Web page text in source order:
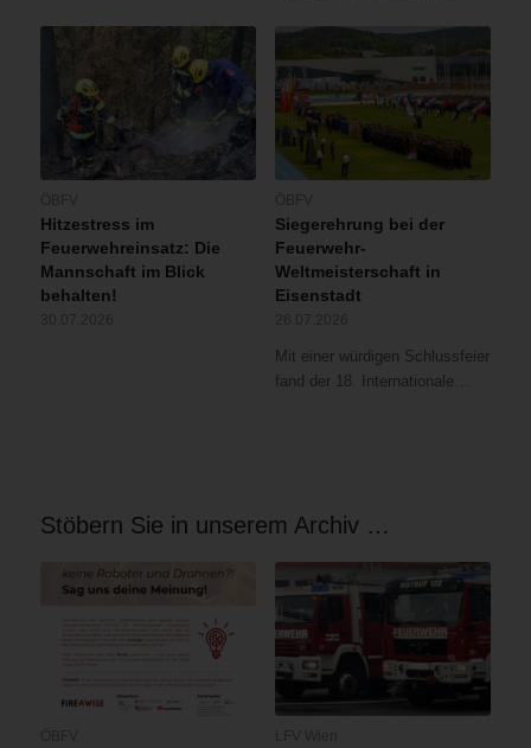
Hitzestress im
Feuerwehreinsatz: Die
Mannschaft im Blick
behalten!
Siegerehrung bei der
Feuerwehr-
Weltmeisterschaft in
Eisenstadt
Mit einer würdigen Schlussfeier
fand der 18. Internationale…
Stöbern Sie in unserem Archiv …